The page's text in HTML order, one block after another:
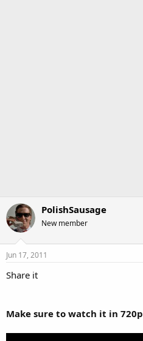
PolishSausage
New member
Jun 17, 2011
Share it
Make sure to watch it in 720p